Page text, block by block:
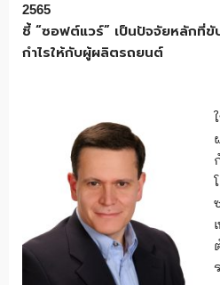
2565
ชี้ “ซอฟต์แวร์” เป็นปัจจัยหลักที่ขั
กำไรให้กับผู้ผลิตรถยนต์